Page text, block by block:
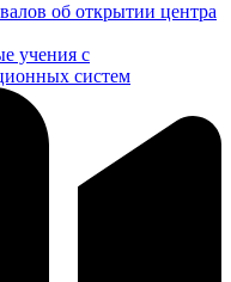
об открытии центра
учения с
систем